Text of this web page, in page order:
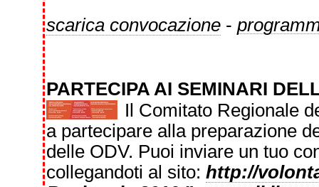
scarica convocazione-
PARTECIPA AI SEMINARI
Il Comitato Regionale
a partecipare alla preparazione
delle ODV. Puoi inviare un tuo
collegandoti al sito: http://